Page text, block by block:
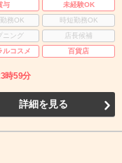
与
未経験OK
務OK
時短勤務OK
ニング
店長候補
ルコスメ 百貨店
時59分
詳細を見る